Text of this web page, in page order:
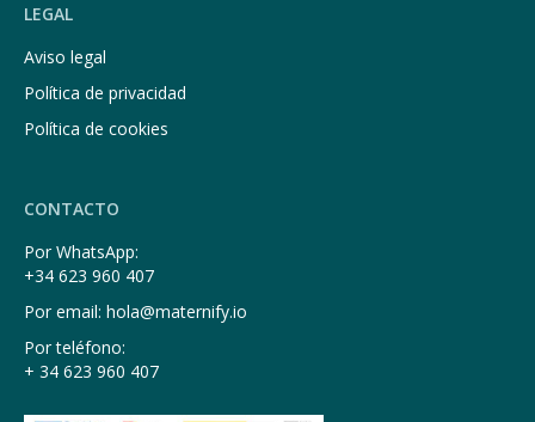
LEGAL
Aviso legal
Política de privacidad
Política de cookies
CONTACTO
Por WhatsApp:
+34 623 960 407
Por email: hola@maternify.io
Por teléfono:
+ 34 623 960 407